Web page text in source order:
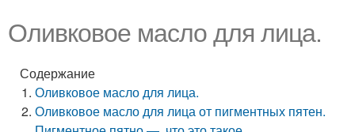
Оливковое масло для лица.
Содержание
Оливковое масло для лица.
Оливковое масло для лица от пигментных пятен.